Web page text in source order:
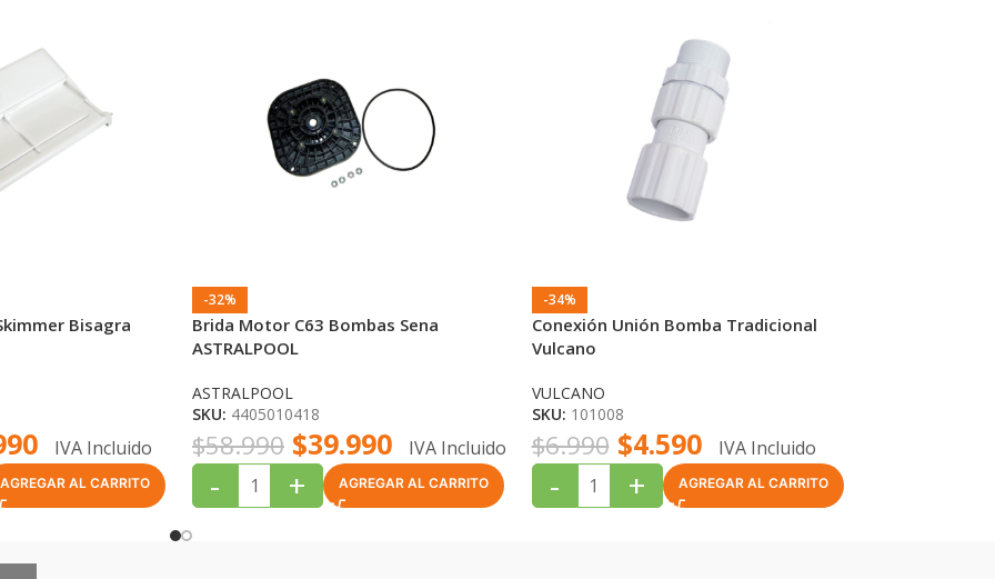
Bisagra
IVA Incluido
AGREGAR AL CARRITO
-32%
Brida Motor C63 Bombas Sena
ASTRALPOOL
ASTRALPOOL
SKU: 4405010418
$58.990 $39.990 IVA Incluido
- + AGREGAR AL CARRITO
-34%
Conexión Unión Bomba Tradicional
Vulcano
VULCANO
SKU: 101008
$6.990 $4.590 IVA Incluido
- + AGREGAR AL CARRITO